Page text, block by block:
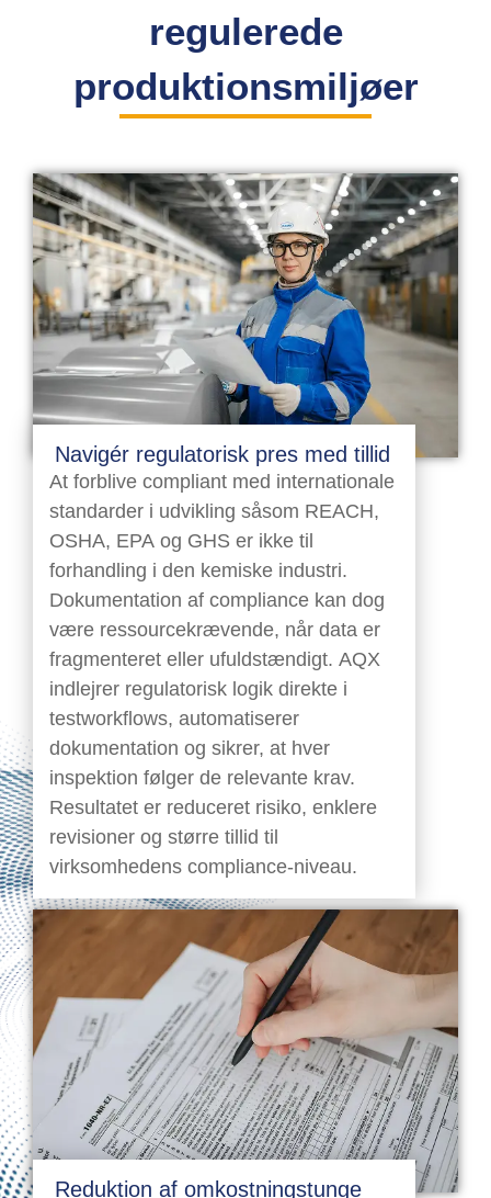
regulerede
produktionsmiljøer
Navigér regulatorisk pres med tillid
At forblive compliant med internationale
standarder i udvikling såsom REACH,
OSHA, EPA og GHS er ikke til
forhandling i den kemiske industri.
Dokumentation af compliance kan dog
være ressourcekrævende, når data er
fragmenteret eller ufuldstændigt. AQX
indlejrer regulatorisk logik direkte i
testworkflows, automatiserer
dokumentation og sikrer, at hver
inspektion følger de relevante krav.
Resultatet er reduceret risiko, enklere
revisioner og større tillid til
virksomhedens compliance-niveau.
Reduktion af omkostningstunge